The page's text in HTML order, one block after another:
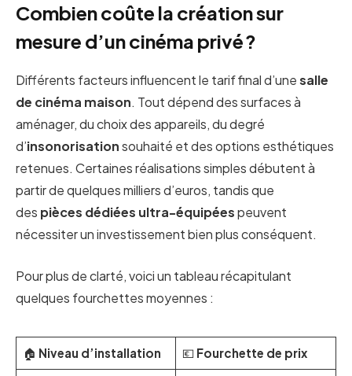
Combien coûte la création sur
mesure d’un cinéma privé ?
Différents facteurs influencent le tarif final d’unesalle
de cinéma maison. Tout dépend des surfaces à
aménager, du choix des appareils, du degré
d’insonorisationsouhaité et des options esthétiques
retenues. Certaines réalisations simples débutent à
partir de quelques milliers d’euros, tandis que
des pièces dédiées ultra-équipéespeuvent
nécessiter un investissement bien plus conséquent.
Pour plus de clarté, voici un tableau récapitulant
quelques fourchettes moyennes :
🏠 Niveau d’installation 💶 Fourchette de prix